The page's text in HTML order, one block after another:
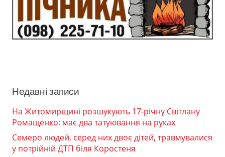
Недавні записи
На Житомирщині розшукують 17-річну Світлану
Ромащенко: має два татуювання на руках
Семеро людей, серед них двоє дітей, травмувалися
у потрійній ДТП біля Коростеня